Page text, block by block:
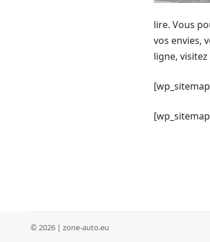
lire. Vous
vos envies,
ligne, visitez
© 2026 | zone-auto.eu